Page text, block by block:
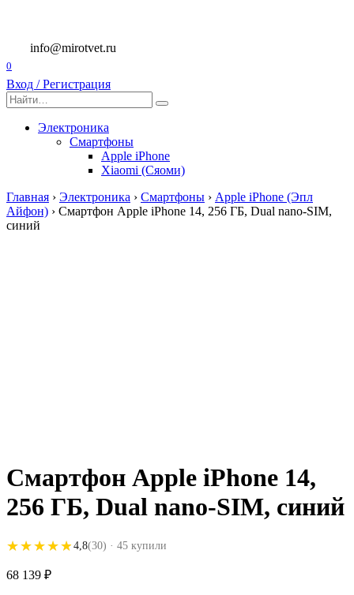
содержанию
info@mirotvet.ru
0
Вход / Регистрация
Search
for:
Электроника
Смартфоны
Apple iPhone
Xiaomi (Сяоми)
Главная › Электроника › Смартфоны › Apple iPhone (Эпл
Айфон) › Смартфон Apple iPhone 14, 256 ГБ, Dual nano-SIM,
синий
Смартфон Apple iPhone 14,
256 ГБ, Dual nano-SIM, синий
★★★★★
★★★★★ 4,8(30) · 45 купили
68 139 ₽